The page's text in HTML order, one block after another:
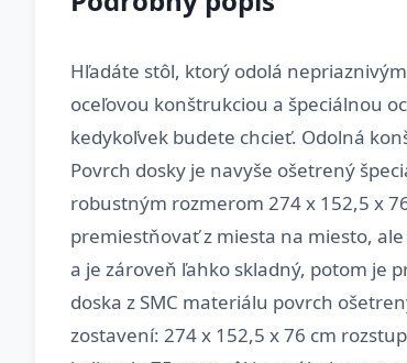
Hľadáte stôl, ktorý odolá
oceľovou konštrukciou a špeciálnou
kedykoľvek budete chcieť. Odolná
Povrch dosky je navyše ošetrený
robustným rozmerom 274 x 152,5 x
premiestňovať z miesta na miesto,
a je zároveň ľahko skladný, potom je
doska z SMC materiálu povrch
zostavení: 274 x 152,5 x 76 cm